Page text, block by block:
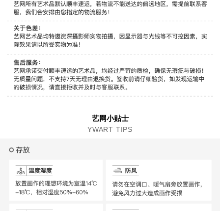
艺网小贴士
YWART TIPS